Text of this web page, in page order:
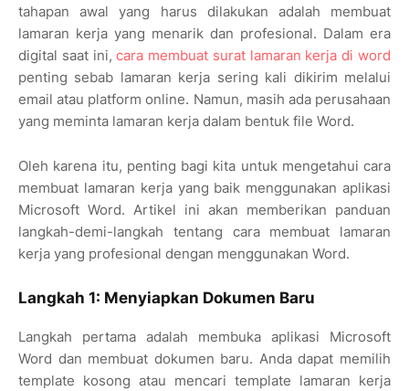
tahapan awal yang harus dilakukan adalah membuat
lamaran kerja yang menarik dan profesional. Dalam era
digital saat ini,cara membuat surat lamaran kerja di word
penting sebab lamaran kerja sering kali dikirim melalui
email atau platform online. Namun, masih ada perusahaan
yang meminta lamaran kerja dalam bentuk file Word.
Oleh karena itu, penting bagi kita untuk mengetahui cara
membuat lamaran kerja yang baik menggunakan aplikasi
Microsoft Word. Artikel ini akan memberikan panduan
langkah-demi-langkah tentang cara membuat lamaran
kerja yang profesional dengan menggunakan Word.
Langkah 1: Menyiapkan Dokumen Baru
Langkah pertama adalah membuka aplikasi Microsoft
Word dan membuat dokumen baru. Anda dapat memilih
template kosong atau mencari template lamaran kerja